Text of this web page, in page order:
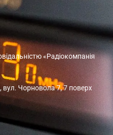
«Радіокомпанія
вул. Чорновола 7, 7 поверх